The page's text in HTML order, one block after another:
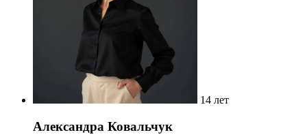
14 лет
Александра Ковальчук